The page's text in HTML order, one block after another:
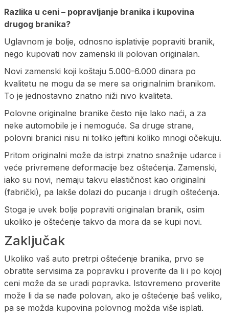
Razlika u ceni – popravljanje branika i kupovina
drugog branika?
Uglavnom je bolje, odnosno isplativije popraviti branik,
nego kupovati nov zamenski ili polovan originalan.
Novi zamenski koji koštaju 5.000-6.000 dinara po
kvalitetu ne mogu da se mere sa originalnim branikom.
To je jednostavno znatno niži nivo kvaliteta.
Polovne originalne branike često nije lako naći, a za
neke automobile je i nemoguće. Sa druge strane,
polovni branici nisu ni toliko jeftini koliko mnogi očekuju.
Pritom originalni može da istrpi znatno snažnije udarce i
veće privremene deformacije bez oštećenja. Zamenski,
iako su novi, nemaju takvu elastičnost kao originalni
(fabrički), pa lakše dolazi do pucanja i drugih oštećenja.
Stoga je uvek bolje popraviti originalan branik, osim
ukoliko je oštećenje takvo da mora da se kupi novi.
Zaključak
Ukoliko vaš auto pretrpi oštećenje branika, prvo se
obratite servisima za popravku i proverite da li i po kojoj
ceni može da se uradi popravka. Istovremeno proverite
može li da se nađe polovan, ako je oštećenje baš veliko,
pa se možda kupovina polovnog možda više isplati.